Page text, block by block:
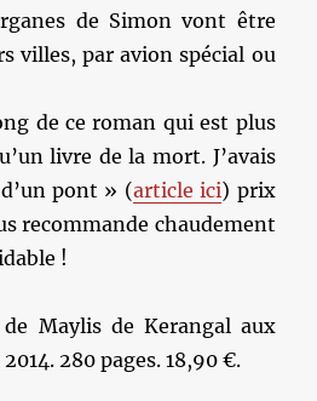
de Simon vont être
villes, par avion spécial ou
de ce roman qui est plus
livre de la mort. J’avais
pont » (article ici) prix
recommande chaudement
!
de Maylis de Kerangal aux
280 pages. 18,90 €.